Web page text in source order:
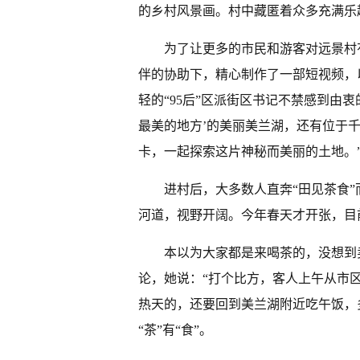
的乡村风景画。村中藏匿着众多充满
为了让更多的市民和游客对远景
伴的协助下，精心制作了一部短视频
轻的“95后”区派街区书记不禁感到由
最美的地方’的美丽美兰湖，还有位于
卡，一起探索这片神秘而美丽的土地。
进村后，大多数人直奔“田见茶食
河道，视野开阔。今年春天才开张，
本以为大家都是来喝茶的，没想
论，她说：“打个比方，客人上午从市
热天的，还要回到美兰湖附近吃午饭
“茶”有“食”。